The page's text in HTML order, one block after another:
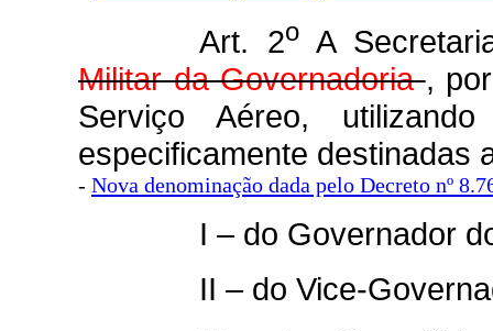
Art. 2oA
Militar da Governadoria ,
Serviço Aéreo,
especificamente destinadas
- Nova denominação dada pelo Decreto nº
I – do Governador
II – do Vice-